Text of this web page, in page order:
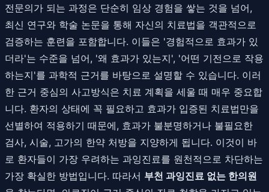
전문의가 되는 과정은 단순히 임상 경험을 쌓는 것을 넘어,
최신 연구와 학술 논문을 통해 자신의 치료법을 객관적으로
검증하는 훈련을 포함합니다. 이들은 '경험적으로 효과가 있
더라'는 수준을 넘어, '왜 효과가 있는지', '어떤 기전으로 작용
하는지'를 과학적 근거를 바탕으로 설명할 수 있습니다. 이러
한 근거 중심의 사고방식은 치료 계획을 세울 때 매우 중요합
니다. 환자의 상태에 꼭 필요하고 효과가 입증된 치료법만을
선별하여 적용하기 때문에, 효과가 불분명하거나 불필요한
검사, 시술, 고가의 한약 처방을 지양하게 됩니다. 이것이 바
로 환자들이 가장 우려하는 과잉진료를 원천적으로 차단하는
가장 확실한 방법입니다. 따라서 부천 과잉진료 없는 한의원